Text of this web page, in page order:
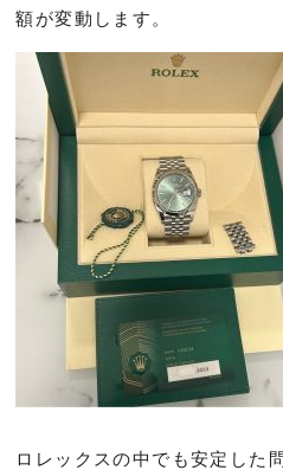
額が変動します。
ロレックスの中でも安定した